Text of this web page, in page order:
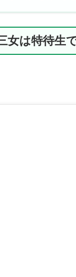
女は特待生